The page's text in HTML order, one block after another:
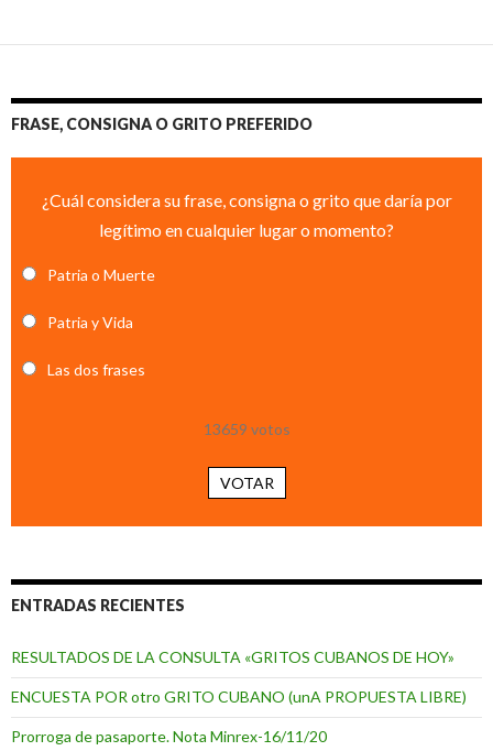
FRASE, CONSIGNA O GRITO PREFERIDO
¿Cuál considera su frase, consigna o grito que daría por
legítimo en cualquier lugar o momento?
Patria o Muerte
Patria y Vida
Las dos frases
13659 votos
VOTAR
ENTRADAS RECIENTES
RESULTADOS DE LA CONSULTA «GRITOS CUBANOS DE HOY»
ENCUESTA POR otro GRITO CUBANO (unA PROPUESTA LIBRE)
Prorroga de pasaporte. Nota Minrex-16/11/20